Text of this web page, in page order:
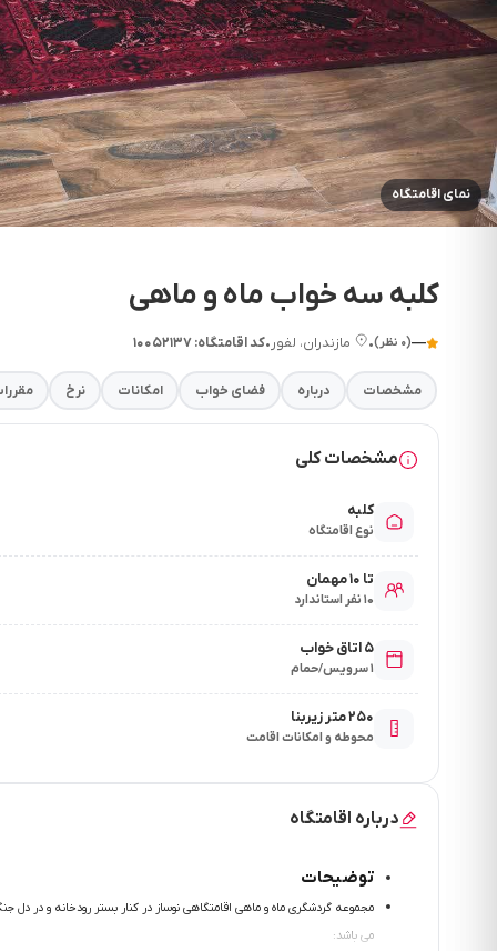
نمای اقامتگاه
کلبه سه خواب ماه و ماهی
—(۰ نظر) • مازندران، لفور •کد اقامتگاه: ۱۰۰۵۲۱۳۷
مشخصات درباره فضای خواب امکانات نرخ
مشخصات کلی
کلبه
نوع اقامتگاه
تا ۱۰ مهمان
۱۰ نفر استاندارد
۵ اتاق خواب
۱ سرویس/حمام
۲۵۰ متر زیربنا
محوطه و امکانات اقامت
درباره اقامتگاه
توضیحات
مجموعه گردشگري ماه و ماهي اقامتگاهي نوساز در كنار بستر رودخانه و در دل
مي باشد: